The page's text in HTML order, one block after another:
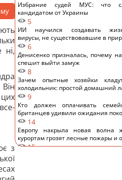
ні,
Він
з
Избрание судей МУС: что
кандидатом от Украины
5
ИИ научился создавать
вирусы, не существовавшие в
6
Денисенко призналась, почему
спешит выйти замуж
8
Зачем опытные хозяйки
холодильник: простой домашний
9
Кто должен оплачивать
британцев удивили ожидания
14
Европу накрыла новая волна
курортам грозят лесные пожары и
15